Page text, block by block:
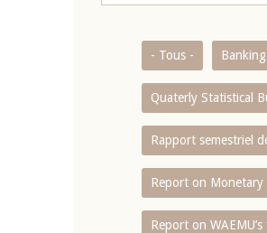
- Tous -
Quaterly Statistical
Rapport semestriel
Report on Monetary
Report on